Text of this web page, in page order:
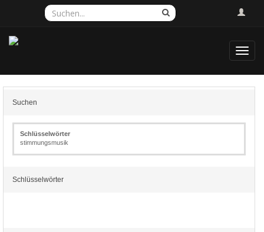
Suchen
Schlüsselwörter
stimmungsmusik
Schlüsselwörter